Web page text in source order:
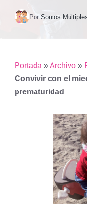
Por Somos Múltiples
Portada »Archivo »
Convivir con el
prematuridad